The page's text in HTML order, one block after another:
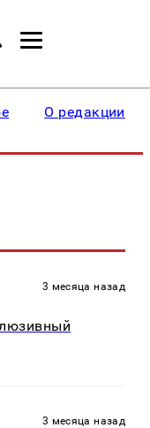
О редакции
3 месяца назад
3 месяца назад